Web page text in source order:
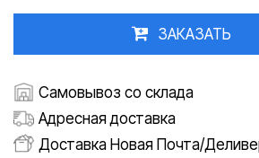
ЗАКАЗАТЬ
Самовывоз со склада
Адресная доставка
Доставка Новая Почта/